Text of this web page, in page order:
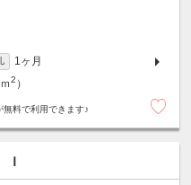
1ヶ月
2 ）
料で利用できます♪
Ⅰ